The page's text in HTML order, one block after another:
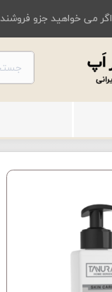
اگر می خواهید جزو